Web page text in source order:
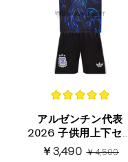
アルゼンチン代表
2026 子供用上下セッ
ト アウェイ
￥3,490￥4,500